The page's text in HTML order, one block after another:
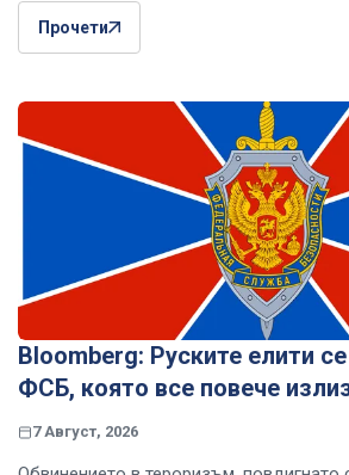
Прочети
Bloomberg: Руските елити
ФСБ, която все повече
7 Август, 2026